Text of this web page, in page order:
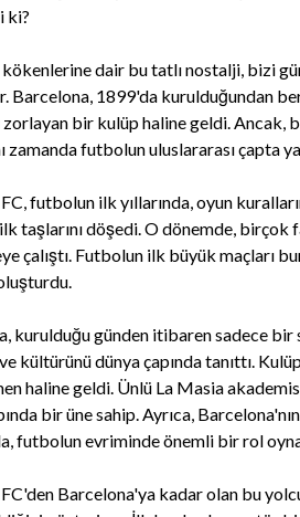
ki?
dair bu tatlı nostalji, bizi
Barcelona, 1899'da kurulduğundan
zorlayan bir kulüp haline geldi.
zamanda futbolun uluslararası çapta
futbolun ilk yıllarında, oyun
taşlarını döşedi. O dönemde, birçok
çalıştı. Futbolun ilk büyük maçları
kurulduğu günden itibaren sadece
kültürünü dünya çapında tanıttı.
haline geldi. Ünlü La Masia
bir üne sahip. Ayrıca,
futbolun evriminde önemli bir rol
Barcelona'ya kadar olan bu